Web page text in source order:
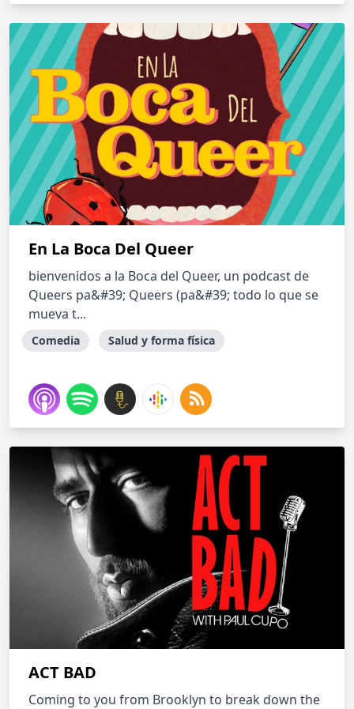
En La Boca Del Queer
bienvenidos a la Boca del Queer, un podcast de
Queers pa&#39; Queers (pa&#39; todo lo que se
mueva t...
Comedia Salud y forma física
ACT BAD
Coming to you from Brooklyn to break down the